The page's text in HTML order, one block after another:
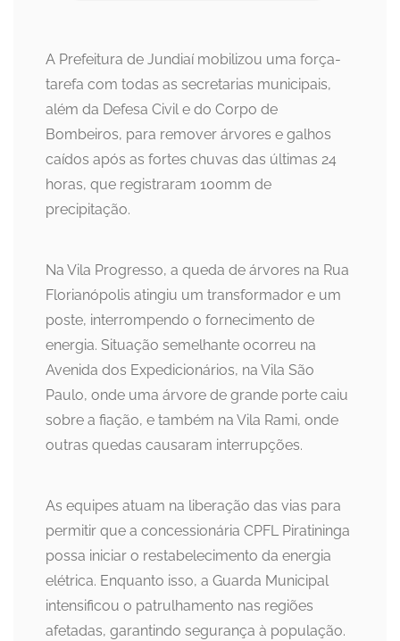
A Prefeitura de Jundiaí mobilizou uma força-
tarefa com todas as secretarias municipais,
além da Defesa Civil e do Corpo de
Bombeiros, para remover árvores e galhos
caídos após as fortes chuvas das últimas 24
horas, que registraram 100mm de
precipitação.
Na Vila Progresso, a queda de árvores na Rua
Florianópolis atingiu um transformador e um
poste, interrompendo o fornecimento de
energia. Situação semelhante ocorreu na
Avenida dos Expedicionários, na Vila São
Paulo, onde uma árvore de grande porte caiu
sobre a fiação, e também na Vila Rami, onde
outras quedas causaram interrupções.
As equipes atuam na liberação das vias para
permitir que a concessionária CPFL Piratininga
possa iniciar o restabelecimento da energia
elétrica. Enquanto isso, a Guarda Municipal
intensificou o patrulhamento nas regiões
afetadas, garantindo segurança à população.